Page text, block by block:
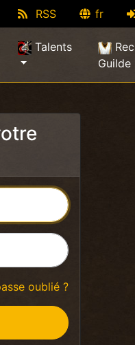
RSS fr
Talents
Guilde
oublié ?